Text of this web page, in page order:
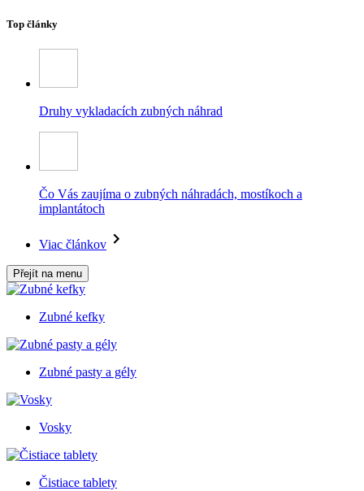
Top články
Druhy vykladacích zubných náhrad
Čo Vás zaujíma o zubných náhradách, mostíkoch a
implantátoch
Viac článkov
Přejít na menu
Zubné kefky
Zubné pasty a gély
Vosky
Čistiace tablety